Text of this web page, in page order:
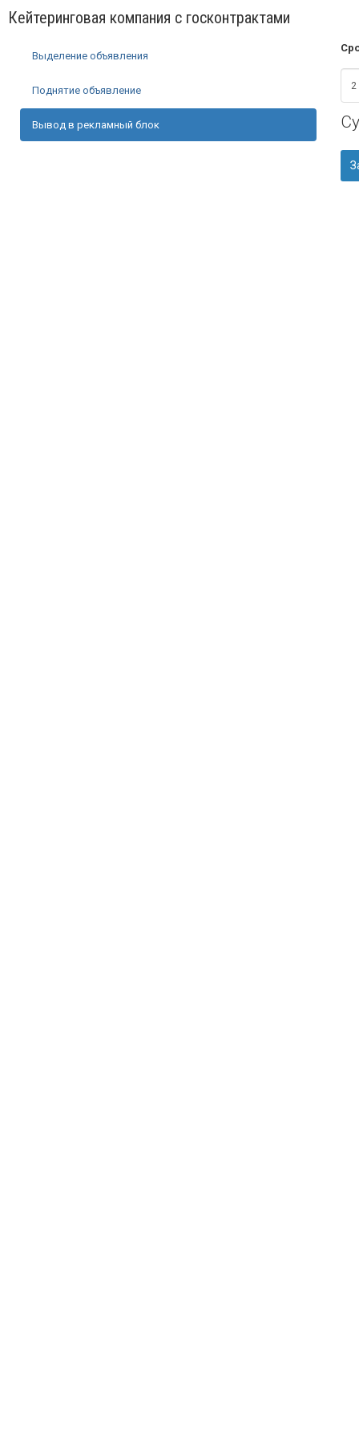
Кейтеринговая компания с госконтрактами
Выделение объявления
Поднятие объявление
Вывод в рекламный блок